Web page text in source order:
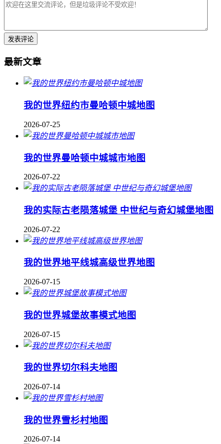
最新文章
我的世界纽约市曼哈顿中城地图
2026-07-25
我的世界曼哈顿中城城市地图
2026-07-22
我的实际古老陨落城堡 中世纪与奇幻城堡地图
2026-07-22
我的世界地平线城高级世界地图
2026-07-15
我的世界城堡故事模式地图
2026-07-15
我的世界切尔科夫地图
2026-07-14
我的世界雪杉村地图
2026-07-14